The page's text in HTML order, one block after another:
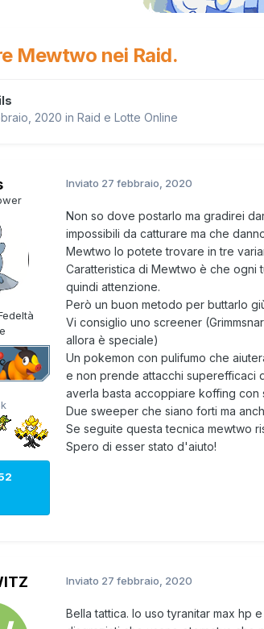
Mewtwo nei Raid.
2020 in Raid e Lotte Online
Inviato 27 febbraio, 2020
Non so dove postarlo ma gradirei
impossibili da catturare ma che
Mewtwo lo potete trovare in tre
Caratteristica di Mewtwo è che ogni
quindi attenzione.
Però un buon metodo per buttarlo
Vi consiglio uno screener
allora è speciale)
Un pokemon con pulifumo che
e non prende attacchi superefficaci
averla basta accoppiare koffing con
Due sweeper che siano forti ma
Se seguite questa tecnica mewtwo
Spero di esser stato d'aiuto!
Inviato 27 febbraio, 2020
Bella tattica. Io uso tyranitar max